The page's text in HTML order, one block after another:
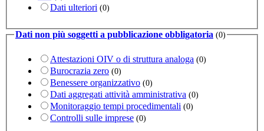
Dati ulteriori (0)
Dati non più soggetti a pubblicazione obbligatoria (0)
Attestazioni OIV o di struttura analoga (0)
Burocrazia zero (0)
Benessere organizzativo (0)
Dati aggregati attività amministrativa (0)
Monitoraggio tempi procedimentali (0)
Controlli sulle imprese (0)